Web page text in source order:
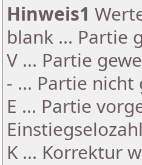
Hinweis1
blank ... Partie
V ... Partie
- ... Partie
E ... Partie
K ... Korrektur